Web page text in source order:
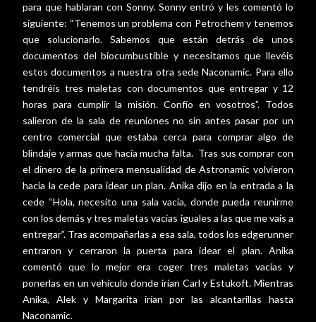
para que hablaran con Sonny. Sonny entró y les comentó lo
siguiente: “Tenemos un problema con Petrochem y tenemos
que solucionarlo. Sabemos que están detrás de unos
documentos del biocumbustible y necesitamos que llevéis
estos documentos a nuestra otra sede Naconamic. Para ello
tendréis tres maletas con documentos que entregar y 12
horas para cumplir la misión. Confío en vosotros”. Todos
salieron de la sala de reuniones no sin antes pasar por un
centro comercial que estaba cerca para comprar algo de
blindaje y armas que hacia mucha falta. Tras sus comprar con
el dinero de la primera mensualidad de Astronamic volvieron
hacia la cede para idear un plan. Anika dijo en la entrada a la
cede “Hola, necesito una sala vacía, donde pueda reunirme
con los demás y tres maletas vacías iguales a las que me vais a
entregar”. Tras acompañarlas a esa sala, todos los edgerunner
entraron y cerraron la puerta para idear el plan. Anika
comentó que lo mejor era coger tres maletas vacías y
ponerlas en un vehículo donde irían Carl y Estukoft. Mientras
Anika, Alek y Margarita irían por las alcantarillas hasta
Naconamic.